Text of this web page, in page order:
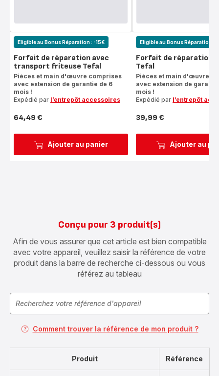
Ajouter au panier
Eligible au Bonus Réparation : -15€
Forfait de réparation avec
transport friteuse Tefal
Pièces et main d'œuvre comprises
avec extension de garantie de 6
mois !
Expédié par l’entrepôt accessoires
Prix
64,49 €
Ajouter au
Eligible au Bonus Réparation : -
Forfait de réparation
Tefal
Pièces et main d'œuvre
avec extension de
mois !
Expédié par l’entrepôt
Prix
39,99 €
Conçu pour 3 produit(s)
Afin de vous assurer que cet article est bien compatible
avec votre appareil, veuillez saisir la référence de votre
produit dans la barre de recherche ci-dessous ou vous
référez au tableau
Comment trouver la référence de mon produit ?
Produit Référence